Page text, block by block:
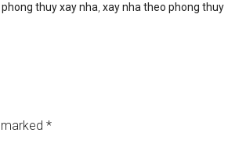
phong thuy xay nha xay nha theo phong thuy
*